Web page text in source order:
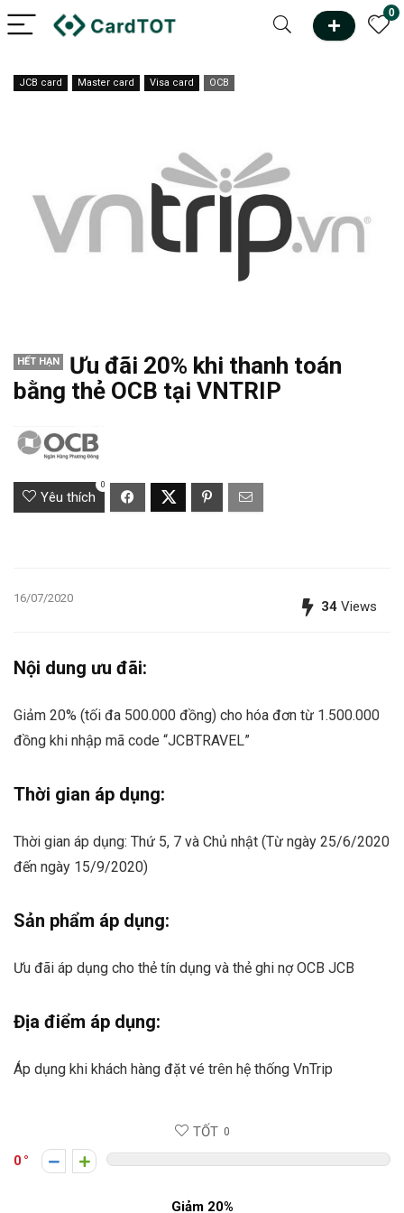
0
JCB card Master card Visa card OCB
HẾT HẠN
Ưu đãi 20% khi thanh toán
bằng thẻ OCB tại VNTRIP
Yêu thích
0
16/07/2020
34 Views
Nội dung ưu đãi:
Giảm 20% (tối đa 500.000 đồng) cho hóa đơn từ 1.500.000
đồng khi nhập mã code “JCBTRAVEL”
Thời gian áp dụng:
Thời gian áp dụng: Thứ 5, 7 và Chủ nhật (Từ ngày 25/6/2020
đến ngày 15/9/2020)
Sản phẩm áp dụng:
Ưu đãi áp dụng cho thẻ tín dụng và thẻ ghi nợ OCB JCB
Địa điểm áp dụng:
Áp dụng khi khách hàng đặt vé trên hệ thống VnTrip
TỐT 0
0
Giảm 20%